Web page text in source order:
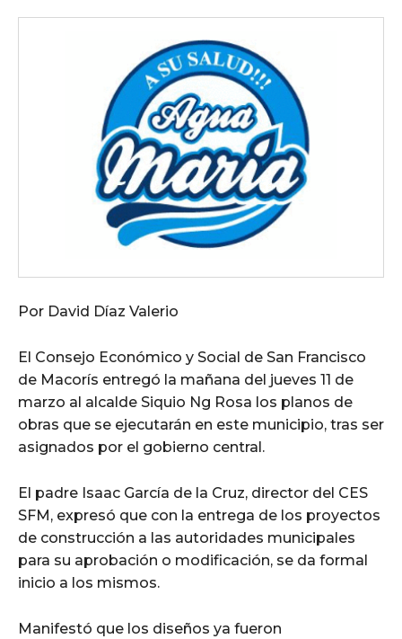
Por David Díaz Valerio
El Consejo Económico y Social de San Francisco
de Macorís entregó la mañana del jueves 11 de
marzo al alcalde Siquio Ng Rosa los planos de
obras que se ejecutarán en este municipio, tras ser
asignados por el gobierno central.
El padre Isaac García de la Cruz, director del CES
SFM, expresó que con la entrega de los proyectos
de construcción a las autoridades municipales
para su aprobación o modificación, se da formal
inicio a los mismos.
Manifestó que los diseños ya fueron